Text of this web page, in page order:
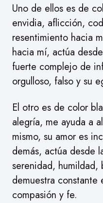
Uno de ellos es de
envidia, aflicción,
resentimiento hacia
hacia mí, actúa
fuerte complejo de
orgulloso, falso y su
El otro es de color
alegría, me ayuda a
mismo, su amor es
demás, actúa desde
serenidad,
demuestra
compasión y fe.